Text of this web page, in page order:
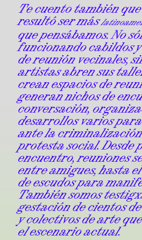
Te cuento también
resultó ser más
que pensábamos. No
funcionando cabildos
de reunión vecinales,
artistas abren sus
crean espacios de
generan nichos de
conversación,
desarrollos varios
ante la
protesta social. Desde
encuentro, reuniones
entre amigues, hasta
de escudos para
También somos
gestación de cientos
y colectivos de arte
el escenario actual.